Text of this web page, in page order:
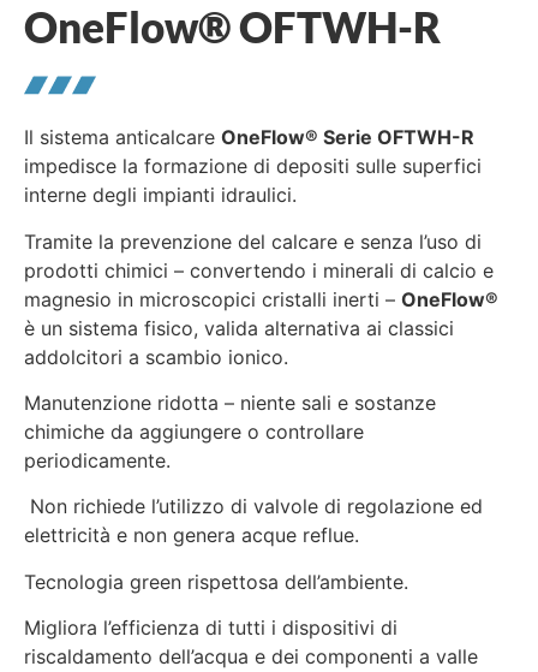
OneFlow® OFTWH-R
Il sistema anticalcare OneFlow® Serie OFTWH-R
impedisce la formazione di depositi sulle superfici
interne degli impianti idraulici.
Tramite la prevenzione del calcare e senza l’uso di
prodotti chimici – convertendo i minerali di calcio e
magnesio in microscopici cristalli inerti – OneFlow®
è un sistema fisico, valida alternativa ai classici
addolcitori a scambio ionico.
Manutenzione ridotta – niente sali e sostanze
chimiche da aggiungere o controllare
periodicamente.
Non richiede l’utilizzo di valvole di regolazione ed
elettricità e non genera acque reflue.
Tecnologia green rispettosa dell’ambiente.
Migliora l’efficienza di tutti i dispositivi di
riscaldamento dell’acqua e dei componenti a valle